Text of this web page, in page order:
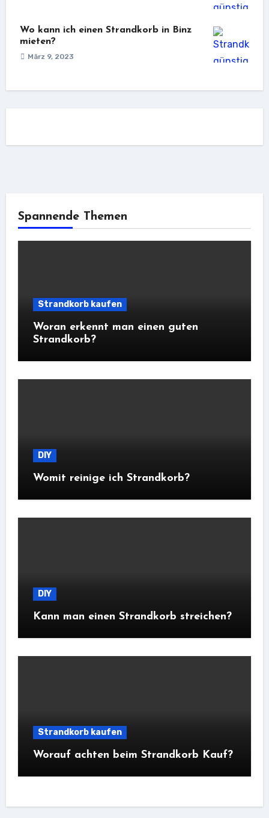
Wo kann ich einen Strandkorb in Binz
mieten?
März 9, 2023
Spannende Themen
Strandkorb kaufen
Woran erkennt man einen guten
Strandkorb?
DIY
Womit reinige ich Strandkorb?
DIY
Kann man einen Strandkorb streichen?
Strandkorb kaufen
Worauf achten beim Strandkorb Kauf?